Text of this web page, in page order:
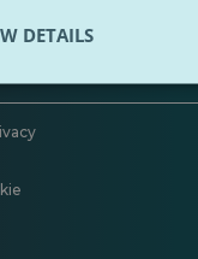
DETAILS